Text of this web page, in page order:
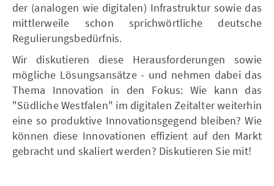
der (analogen wie digitalen) Infrastruktur sowie das
mittlerweile schon sprichwörtliche deutsche
Regulierungsbedürfnis.
Wir diskutieren diese Herausforderungen sowie
mögliche Lösungsansätze - und nehmen dabei das
Thema Innovation in den Fokus: Wie kann das
"Südliche Westfalen" im digitalen Zeitalter weiterhin
eine so produktive Innovationsgegend bleiben? Wie
können diese Innovationen effizient auf den Markt
gebracht und skaliert werden? Diskutieren Sie mit!